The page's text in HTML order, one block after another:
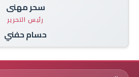
سحر مهنى
رئيس التحرير
حسام حفني